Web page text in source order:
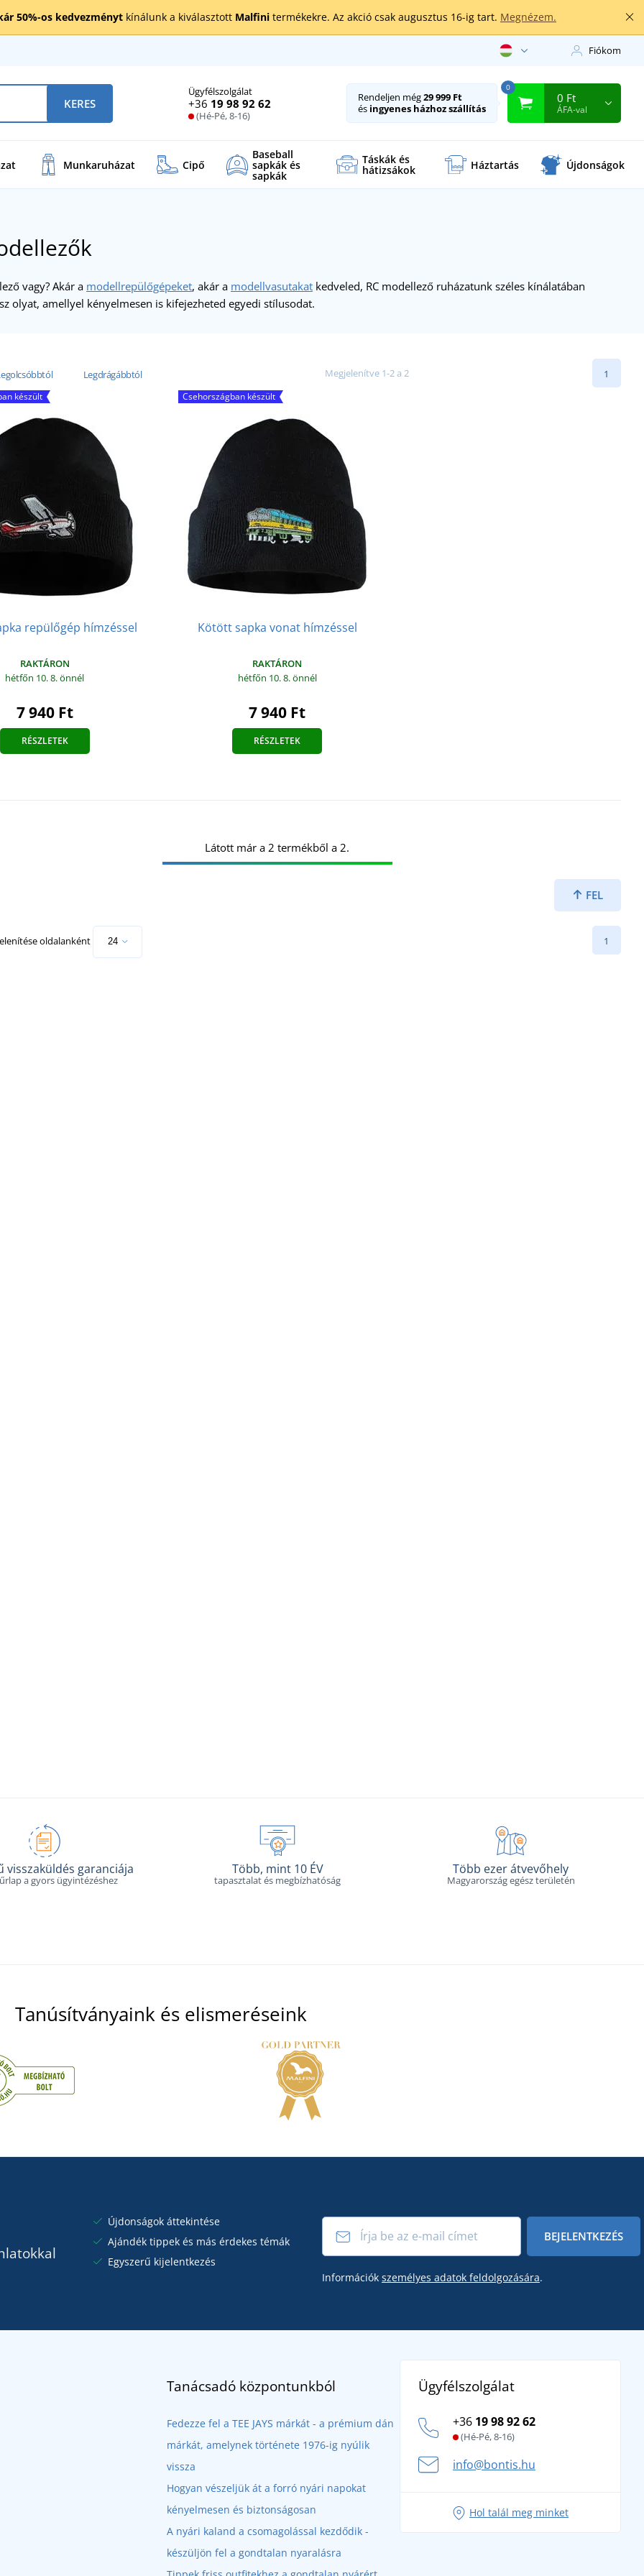
50%-os kedvezményt kínálunk a kiválasztott Malfini termékekre. Az akció csak augusztus 16-ig tart. Megnézem.
Fiókom
Ügyfélszolgálat
+36 19 98 92 62
(Hé-Pé, 8-16)
KERES Rendeljen még29 999 Ft
és ingyenes házhoz szállítás
0
0 Ft
ÁFA-val
Munkaruházat Cipő
Baseball
sapkák és
sapkák
Táskák és
hátizsákok Háztartás Újdonságok
vagy? Akár a modellrepülőgépeket, akár a modellvasutakat kedveled, RC modellező ruházatunk széles kínálatában
olyat, amellyel kényelmesen is kifejezheted egyedi stílusodat.
Legdrágábbtól Megjelenítve 1-2 a 2 1
készült
repülőgép hímzéssel
RAKTÁRON
hétfőn 10. 8.önnél
7 940 Ft
RÉSZLETEK
Csehországban készült
Kötött sapka vonat hímzéssel
RAKTÁRON
hétfőn 10. 8.önnél
7 940 Ft
RÉSZLETEK
FEL
Látott már a 2 termékből a 2.
oldalanként 1
visszaküldés garanciája
a gyors ügyintézéshez
Több, mint 10 ÉV
tapasztalat és megbízhatóság
Több ezer átvevőhely
Magyarország egész területén
Tanúsítványaink és elismeréseink
Újdonságok áttekintése
Ajándék tippek és más érdekes témák
Egyszerű kijelentkezés
BEJELENTKEZÉS
Információk személyes adatok feldolgozására.
Tanácsadó központunkból
Fedezze fel a TEE JAYS márkát - a prémium dán
márkát, amelynek története 1976-ig nyúlik
vissza
Hogyan vészeljük át a forró nyári napokat
kényelmesen és biztonságosan
A nyári kaland a csomagolással kezdődik -
készüljön fel a gondtalan nyaralásra
Ügyfélszolgálat
+36 19 98 92 62
(Hé-Pé, 8-16)
info@bontis.hu
Hol talál meg minket